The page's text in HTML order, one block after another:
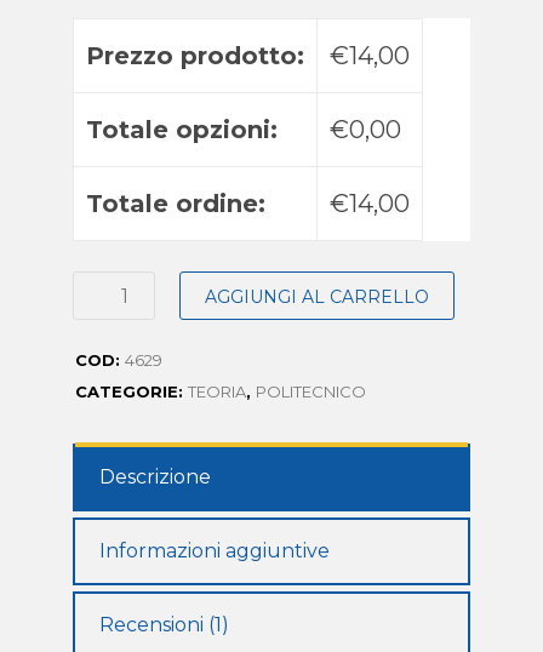
Prezzo prodotto: €14,00
Totale opzioni: €0,00
Totale ordine: €14,00
AGGIUNGI AL CARRELLO
COD: 4629
CATEGORIE: TEORIA, POLITECNICO
Descrizione
Informazioni aggiuntive
Recensioni (1)